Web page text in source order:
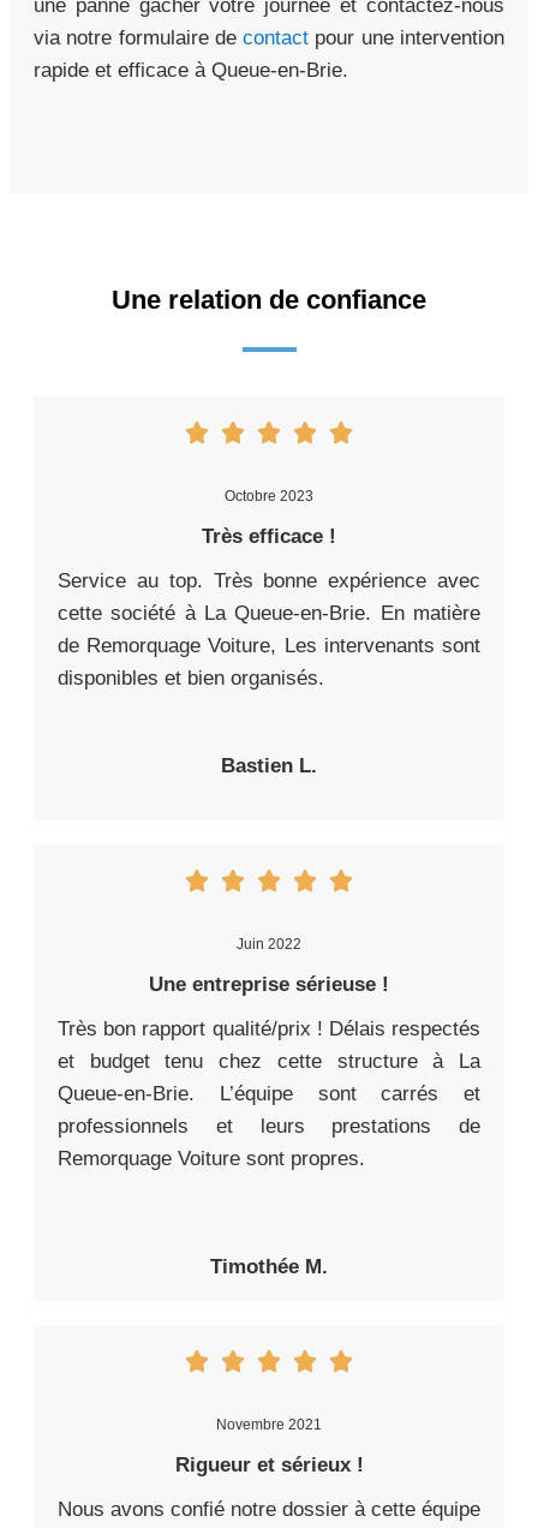
une panne gâcher votre journée et contactez-nous
via notre formulaire decontact pour une intervention
rapide et efficace à Queue-en-Brie.
Une relation de confiance
Octobre 2023
Très efficace !
Service au top. Très bonne expérience avec
cette société à La Queue-en-Brie. En matière
de Remorquage Voiture, Les intervenants sont
disponibles et bien organisés.
Bastien L.
Juin 2022
Une entreprise sérieuse !
Très bon rapport qualité/prix ! Délais respectés
et budget tenu chez cette structure à La
Queue-en-Brie. L’équipe sont carrés et
professionnels et leurs prestations de
Remorquage Voiture sont propres.
Timothée M.
Novembre 2021
Rigueur et sérieux !
Nous avons confié notre dossier à cette équipe